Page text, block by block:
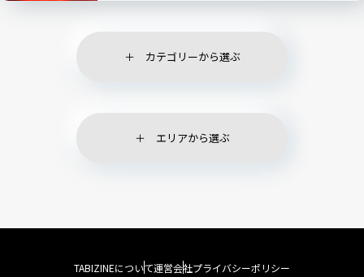
カテゴリーから選ぶ
エリアから選ぶ
TABIZINEについて運営会社プライバシーポリシー